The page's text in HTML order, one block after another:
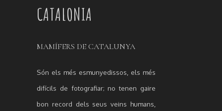
CATALONIA
MAMÍFERS DE CATALUNYA
Són els més esmunyedissos, els més
difícils de fotografiar; no tenen gaire
bon record dels seus veins humans,